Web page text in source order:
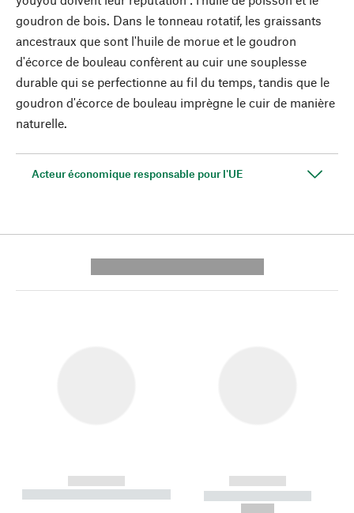
goudron de bois. Dans le tonneau rotatif, les graissants
ancestraux que sont l'huile de morue et le goudron
d'écorce de bouleau confèrent au cuir une souplesse
durable qui se perfectionne au fil du temps, tandis que le
goudron d'écorce de bouleau imprègne le cuir de manière
naturelle.
Acteur économique responsable pour l'UE
------------
----------- ----------- --------
------------
----------- -----------